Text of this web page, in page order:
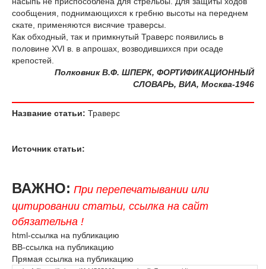
сообщения, поднимающихся к гребню высоты на переднем
скате, применяются висячие траверсы.
Как обходный, так и примкнутый Траверс появились в
половине XVI в. в апрошах, возводившихся при осаде
крепостей.
Полковник В.Ф. ШПЕРК, ФОРТИФИКАЦИОННЫЙ
СЛОВАРЬ, ВИА, Москва-1946
Название статьи: Траверс
Источник статьи:
ВАЖНО: При перепечатывании или
цитировании статьи, ссылка на сайт
обязательна !
html-ссылка на публикацию
BB-ссылка на публикацию
Прямая ссылка на публикацию